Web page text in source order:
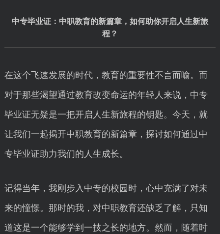
中专毕业证：中职教育的新篇章，如何助你开启人生新旅
程？
在这个飞速发展的时代，教育的重要性不言而喻。而
对于那些渴望通过教育改变命运的年轻人来说，中专
毕业证无疑是一把开启人生新旅程的钥匙。今天，就
让我们一起揭开中职教育的新篇章，探讨如何通过中
专毕业证助力我们的人生成长。
记得当年，我刚步入中专的校园时，心中充满了对未
来的憧憬。那时的我，对中职教育还缺乏了解，只知
道这是一个能够学到一技之长的地方。然而，随着时